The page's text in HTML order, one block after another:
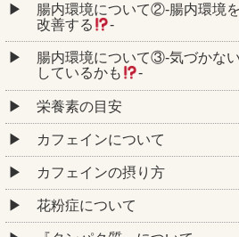
腸内環境について②‐腸内環境
改善する
‐
腸内環境について③‐気づかな
しているかも
‐
栄養素の目安
カフェインについて
カフェインの摂り方
花粉症について